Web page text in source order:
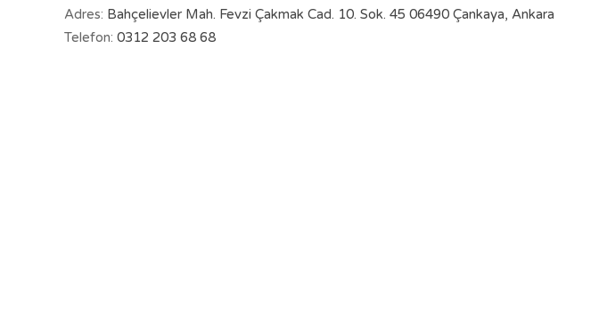
Adres: Bahçelievler Mah. Fevzi Çakmak Cad. 10. Sok. 45 06490 Çankaya, Ankara
Telefon: 0312 203 68 68